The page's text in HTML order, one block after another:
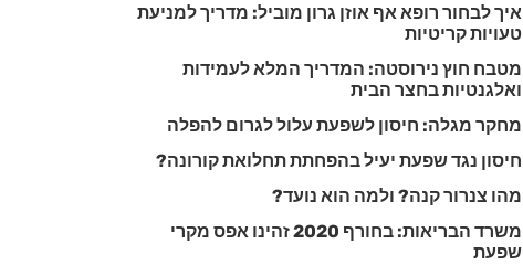
איך לבחור רופא אף אוזן גרון מוביל: מדריך למניעת
טעויות קריטיות
מטבח חוץ נירוסטה: המדריך המלא לעמידות
ואלגנטיות בחצר הבית
מחקר מגלה: חיסון לשפעת עלול לגרום להפלה
חיסון נגד שפעת יעיל בהפחתת תחלואת קורונה?
מהו צנרור קנה? ולמה הוא נועד?
משרד הבריאות: בחורף 2020 זהינו אפס מקרי
שפעת